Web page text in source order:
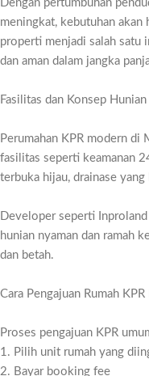
Dengan pertumbuhan
meningkat, kebutuhan akan
properti menjadi salah satu
dan aman dalam jangka
Fasilitas dan Konsep
Perumahan KPR modern di
fasilitas seperti keamanan
terbuka hijau, drainase
Developer seperti
hunian nyaman dan ramah
dan betah.
Cara Pengajuan Rumah
Proses pengajuan KPR
1. Pilih unit rumah yang
2. Bayar booking fee